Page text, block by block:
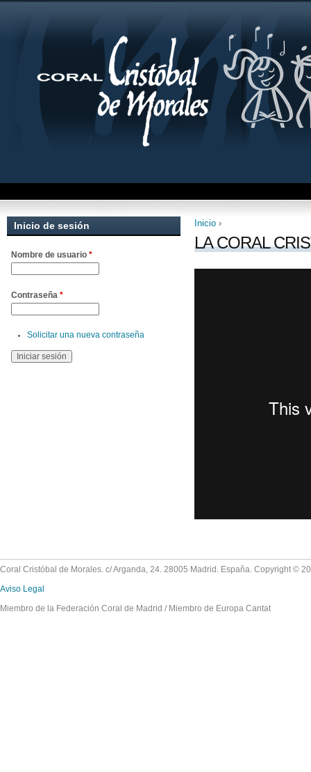
Se encuentra
Inicio ›
LA CORAL
Inicio de sesión
Nombre de usuario *
Contraseña *
Solicitar una nueva contraseña
Coral Cristóbal de Morales. c/ Arganda, 24. 28005 Madrid. España. Copyright ©
Aviso Legal
Miembro de la Federación Coral de Madrid / Miembro de Europa Cantat